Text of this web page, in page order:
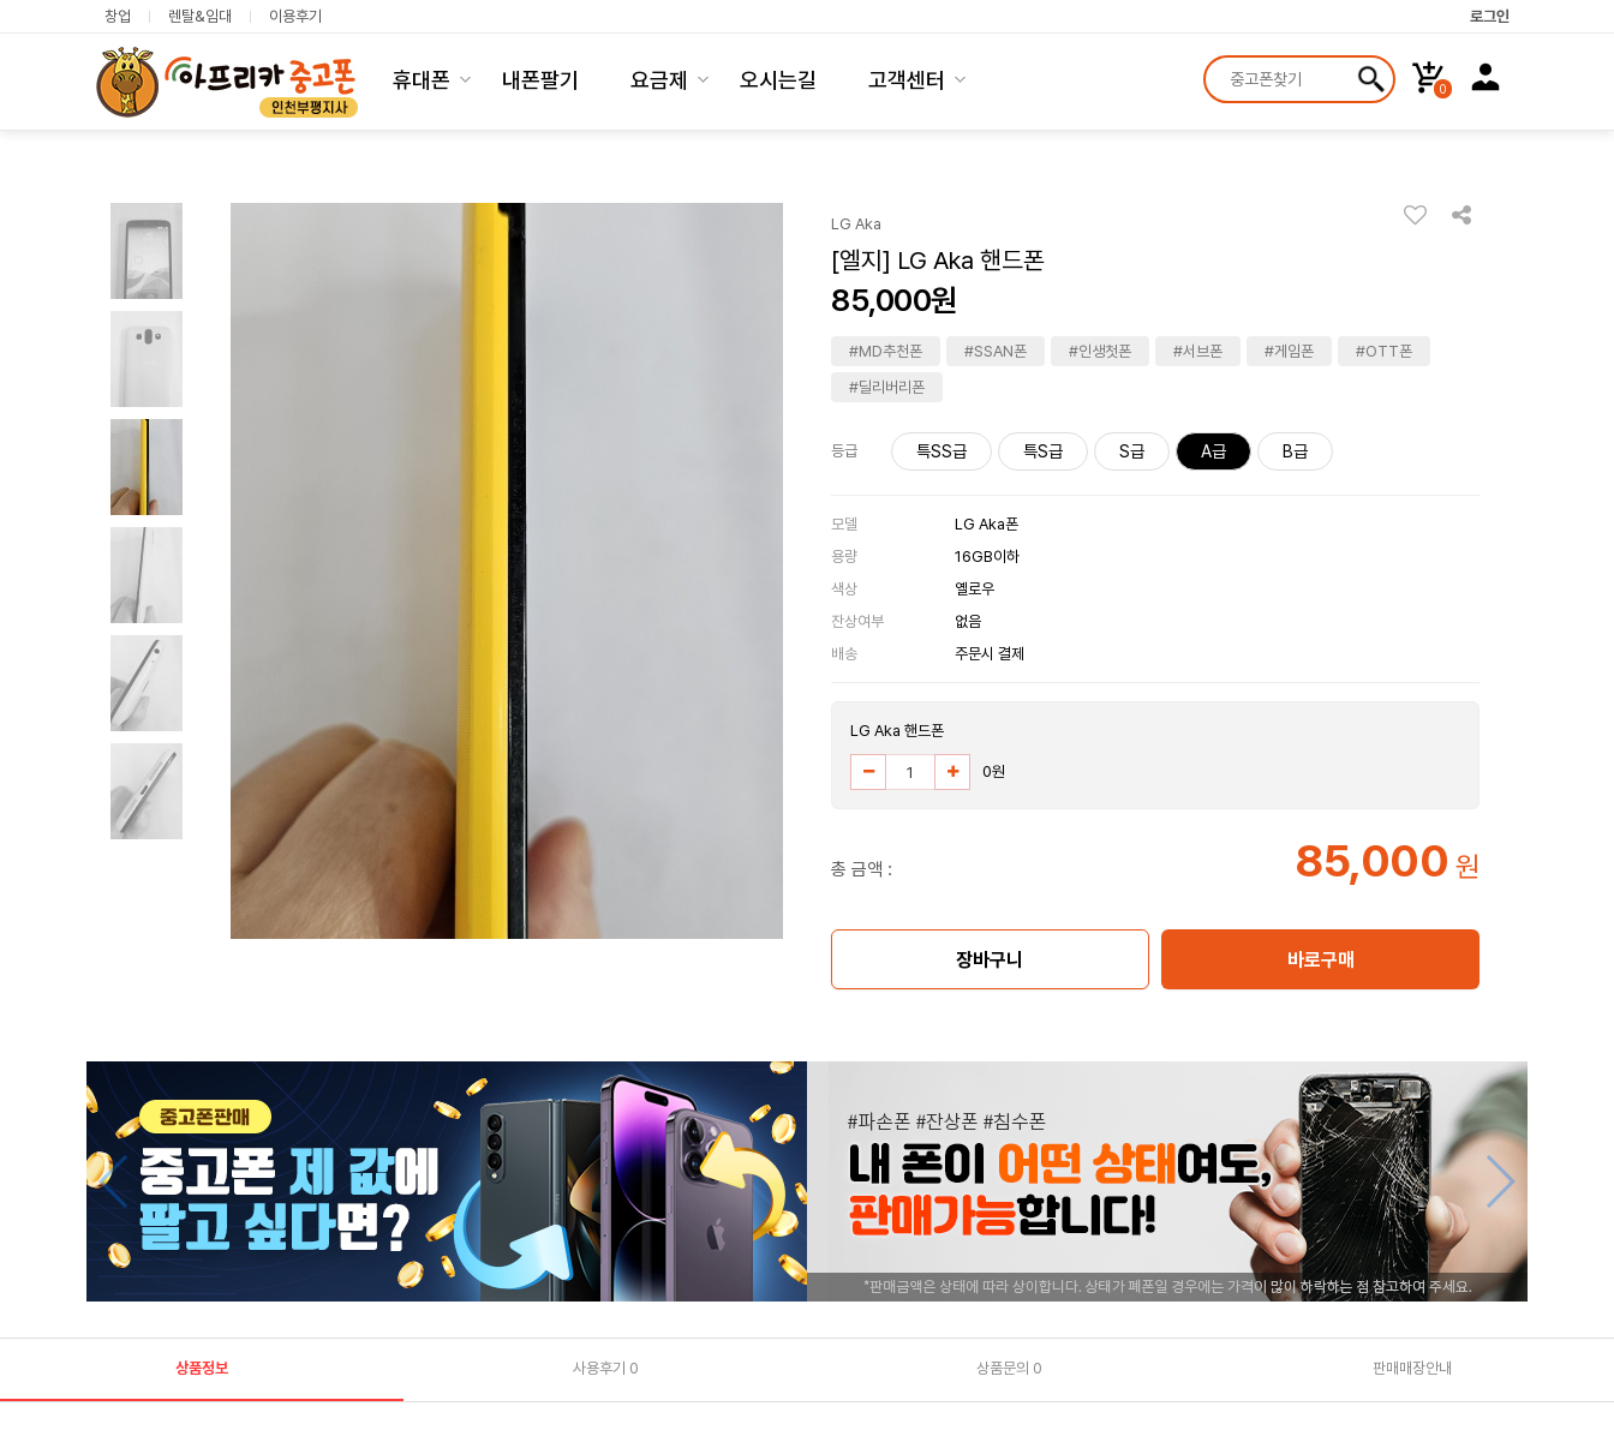
창업 렌탈&임대 이용후기 로그인
0
휴대폰 내폰팔기 요금제 오시는길 고객센터
LG Aka
[엘지] LG Aka 핸드폰
85,000원
#MD추천폰 #SSAN폰 #인생첫폰 #서브폰 #게임폰
#OTT폰
#딜리버리폰
등급 특SS급 특S급 S급 A급 B급
모델
LG Aka폰
용량
16GB이하
색상
옐로우
잔상여부
없음
배송
주문시 결제
LG Aka 핸드폰
0원
총 금액 : 85,000 원
장바구니 바로구매
상품정보 사용후기 0 상품문의 0 판매매장안내